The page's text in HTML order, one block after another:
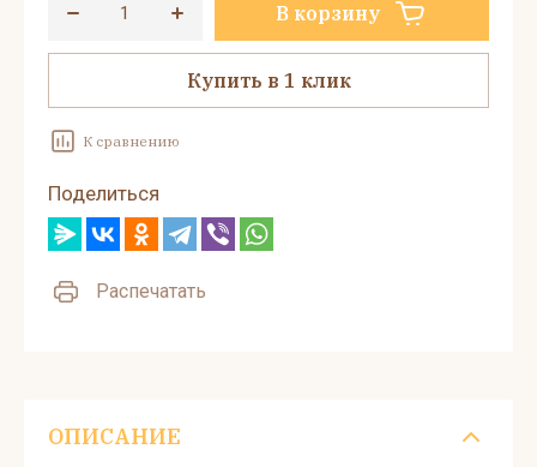
В корзину
Купить в 1 клик
К сравнению
Поделиться
Распечатать
ОПИСАНИЕ